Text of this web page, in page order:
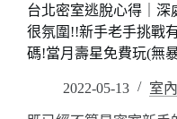
圍
佳!
密
台北密室逃脫心得｜深
很氛圍!!新手老手挑戰
碼!當月壽星免費玩(無
2022-05-13 室